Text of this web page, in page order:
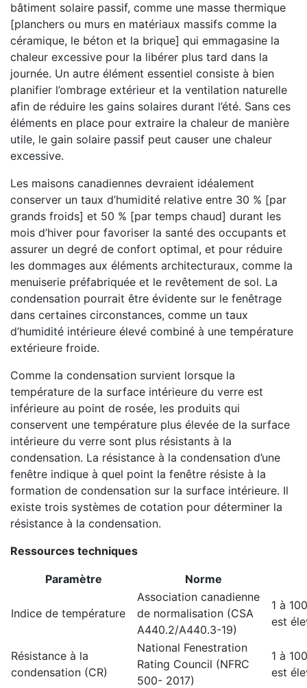
bâtiment solaire passif, comme une masse thermique
[planchers ou murs en matériaux massifs comme la
céramique, le béton et la brique] qui emmagasine la
chaleur excessive pour la libérer plus tard dans la
journée. Un autre élément essentiel consiste à bien
planifier l’ombrage extérieur et la ventilation naturelle
afin de réduire les gains solaires durant l’été. Sans ces
éléments en place pour extraire la chaleur de manière
utile, le gain solaire passif peut causer une chaleur
excessive.
Les maisons canadiennes devraient idéalement
conserver un taux d’humidité relative entre 30 % [par
grands froids] et 50 % [par temps chaud] durant les
mois d’hiver pour favoriser la santé des occupants et
assurer un degré de confort optimal, et pour réduire
les dommages aux éléments architecturaux, comme la
menuiserie préfabriquée et le revêtement de sol. La
condensation pourrait être évidente sur le fenêtrage
dans certaines circonstances, comme un taux
d’humidité intérieure élevé combiné à une température
extérieure froide.
Comme la condensation survient lorsque la
température de la surface intérieure du verre est
inférieure au point de rosée, les produits qui
conservent une température plus élevée de la surface
intérieure du verre sont plus résistants à la
condensation. La résistance à la condensation d’une
fenêtre indique à quel point la fenêtre résiste à la
formation de condensation sur la surface intérieure. Il
existe trois systèmes de cotation pour déterminer la
résistance à la condensation.
Ressources techniques
Paramètre Norme
Indice de température
Association canadienne
de normalisation (CSA
A440.2/A440.3-19)
1 à
est
Résistance à la
condensation (CR)
National Fenestration
Rating Council (NFRC
500- 2017)
1 à
est